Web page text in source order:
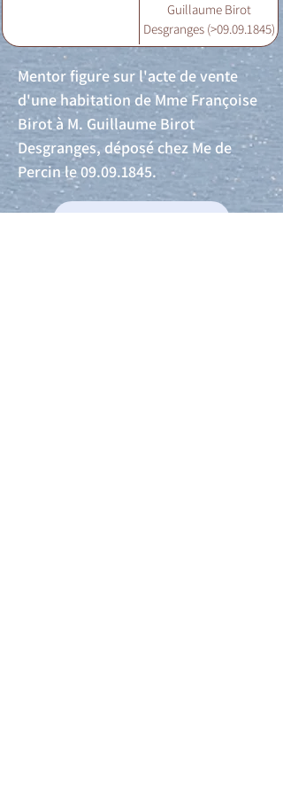
Guillaume Birot
Desgranges (>09.09.1845)
Mentor figure sur l'acte de vente
d'une habitation de Mme Françoise
Birot à M. Guillaume Birot
Desgranges, déposé chez Me de
Percin le09.09.1845.